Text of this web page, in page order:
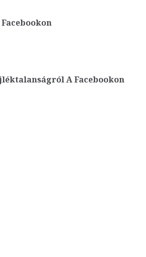
A Facebookon